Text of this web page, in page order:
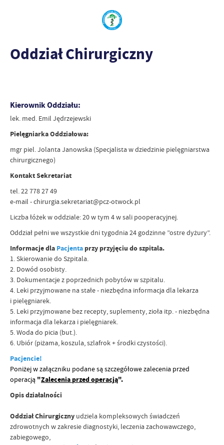
Oddział Chirurgiczny
Kierownik Oddziału:
lek. med. Emil Jędrzejewski
Pielęgniarka Oddziałowa:
mgr piel. Jolanta Janowska (Specjalista w dziedzinie pielęgniarstwa
chirurgicznego)
Kontakt Sekretariat
tel. 22 778 27 49
e-mail - chirurgia.sekretariat@pcz-otwock.pl
Liczba łóżek w oddziale: 20 w tym 4 w sali pooperacyjnej.
Oddział pełni we wszystkie dni tygodnia 24 godzinne ”ostre dyżury”.
Informacje dla Pacjenta przy przyjęciu do szpitala.
1. Skierowanie do Szpitala.
2. Dowód osobisty.
3. Dokumentacje z poprzednich pobytów w szpitalu.
4. Leki przyjmowane na stałe - niezbędna informacja dla lekarza
i pielęgniarek.
5. Leki przyjmowane bez recepty, suplementy, zioła itp. - niezbędna
informacja dla lekarza i pielęgniarek.
5. Woda do picia (but.).
6. Ubiór (piżama, koszula, szlafrok + środki czystości).
Pacjencie!
Poniżej w załączniku podane są szczegółowe zalecenia przed
operacją "Zalecenia przed operacją".
Opis działalności
Oddział Chirurgiczny udziela kompleksowych świadczeń
zdrowotnych w zakresie diagnostyki, leczenia zachowawczego,
zabiegowego,